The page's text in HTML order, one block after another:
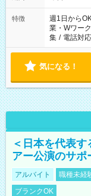
特徴 週1日から
業・Wワー
集 / 電話対
気になる！
＜日本を代表
アー公演のサポ
アルバイト 職種未経
ブランクOK